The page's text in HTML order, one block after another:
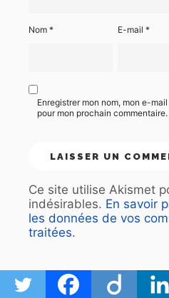
Nom * E-mail*
Enregistrer mon nom, mon e-
pour mon prochain commentaire.
Ce site utilise Akismet
indésirables. En savoir
les données de vos
traitées.